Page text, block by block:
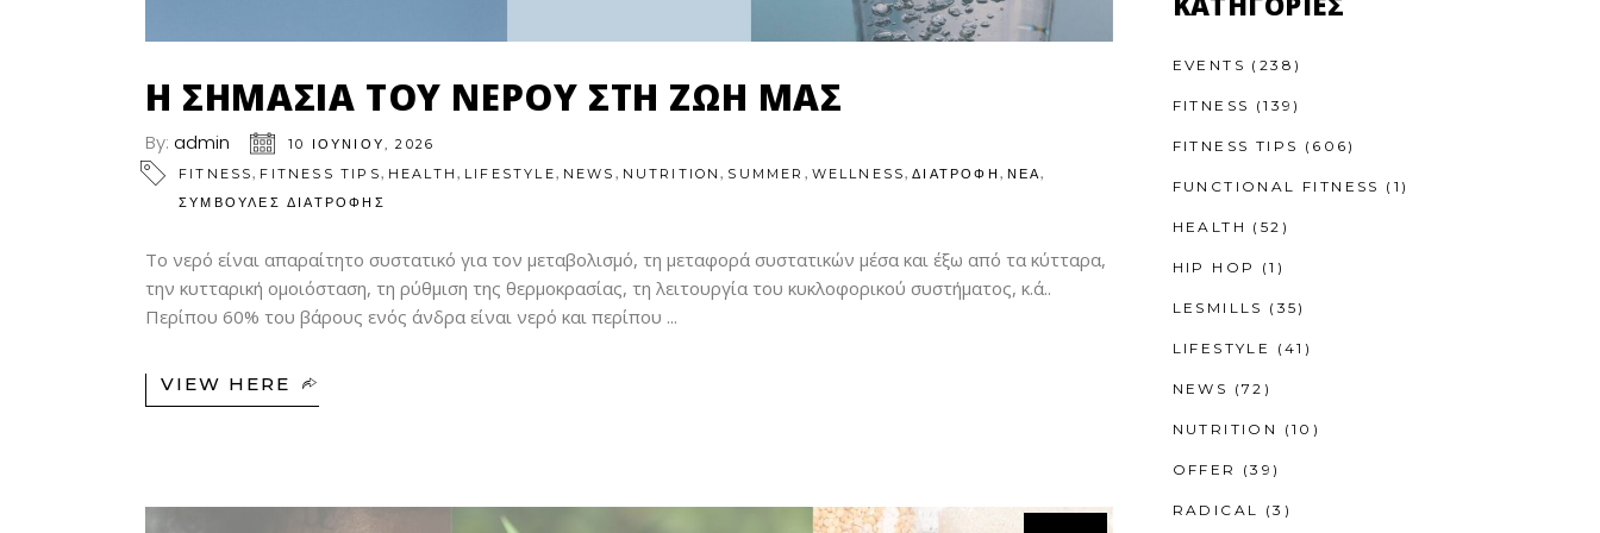
Η ΣΗΜΑΣΊΑ ΤΟΥ ΝΕΡΟΎ ΣΤΗ ΖΩΉ ΜΑΣ
By: admin
10 ΙΟΥΝΊΟΥ, 2026
FITNESS, FITNESS TIPS, HEALTH, LIFESTYLE, NEWS , NUTRITION, SUMMER , WELLNESS,ΔΙΑΤΡΟΦΗ , ΝΕΑ,
ΣΥΜΒΟΥΛΕΣ ΔΙΑΤΡΟΦΗΣ
Το νερό είναι απαραίτητο συστατικό για τον μεταβολισμό, τη μεταφορά συστατικών μέσα και έξω από τα κύτταρα,
την κυτταρική ομοιόσταση, τη ρύθμιση της θερμοκρασίας, τη λειτουργία του κυκλοφορικού συστήματος, κ.ά..
Περίπου 60% του βάρους ενός άνδρα είναι νερό και περίπου
VIEW HERE
EVENTS (238)
FITNESS (139)
FITNESS TIPS (606)
FUNCTIONAL FITNESS (1)
HEALTH (52)
HIP HOP (1)
LESMILLS (35)
LIFESTYLE (41)
NEWS (72)
NUTRITION (10)
OFFER (39)
RADICAL (3)